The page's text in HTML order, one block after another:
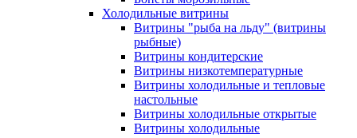
Холодильные витрины
Витрины "рыба на льду" (витрины
рыбные)
Витрины кондитерские
Витрины низкотемпературные
Витрины холодильные и тепловые
настольные
Витрины холодильные открытые
Витрины холодильные